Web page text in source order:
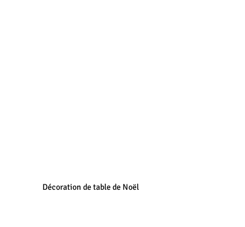
Décoration de table de Noël